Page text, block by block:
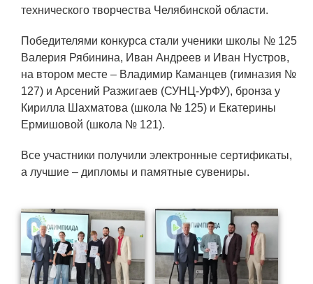
Препринты
Зимняя школа по физике высоких
плотностей энергий
Молодежная научно-техническая
конференция «Исследования.
Технологии. Развитие»
ПРОДУКЦИЯ И УСЛУГИ
профессиональное образование и
профессиональное обучение)
Лазерные технологии
технического творчества Челябинской области.
Победителями конкурса стали ученики школы № 125
Валерия Рябинина, Иван Андреев и Иван Нустров,
на втором месте – Владимир Каманцев (гимназия №
127) и Арсений Разжигаев (СУНЦ-УрФУ), бронза у
Кирилла Шахматова (школа № 125) и Екатерины
Ермишовой (школа № 121).
Все участники получили электронные сертификаты,
а лучшие – дипломы и памятные сувениры.